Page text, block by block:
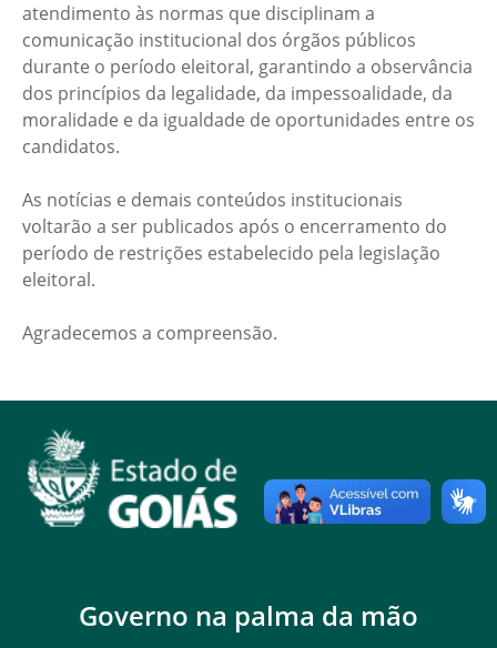
atendimento às normas que disciplinam a
comunicação institucional dos órgãos públicos
durante o período eleitoral, garantindo a observância
dos princípios da legalidade, da impessoalidade, da
moralidade e da igualdade de oportunidades entre os
candidatos.
As notícias e demais conteúdos institucionais
voltarão a ser publicados após o encerramento do
período de restrições estabelecido pela legislação
eleitoral.
Agradecemos a compreensão.
Governo na palma da mão